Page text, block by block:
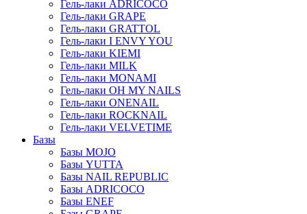
Гель-лаки ADRICOCO
Гель-лаки GRAPE
Гель-лаки GRATTOL
Гель-лаки I ENVY YOU
Гель-лаки KIEMI
Гель-лаки MILK
Гель-лаки MONAMI
Гель-лаки OH MY NAILS
Гель-лаки ONENAIL
Гель-лаки ROCKNAIL
Гель-лаки VELVETIME
Базы
Базы MOJO
Базы YUTTA
Базы NAIL REPUBLIC
Базы ADRICOCO
Базы ENEF